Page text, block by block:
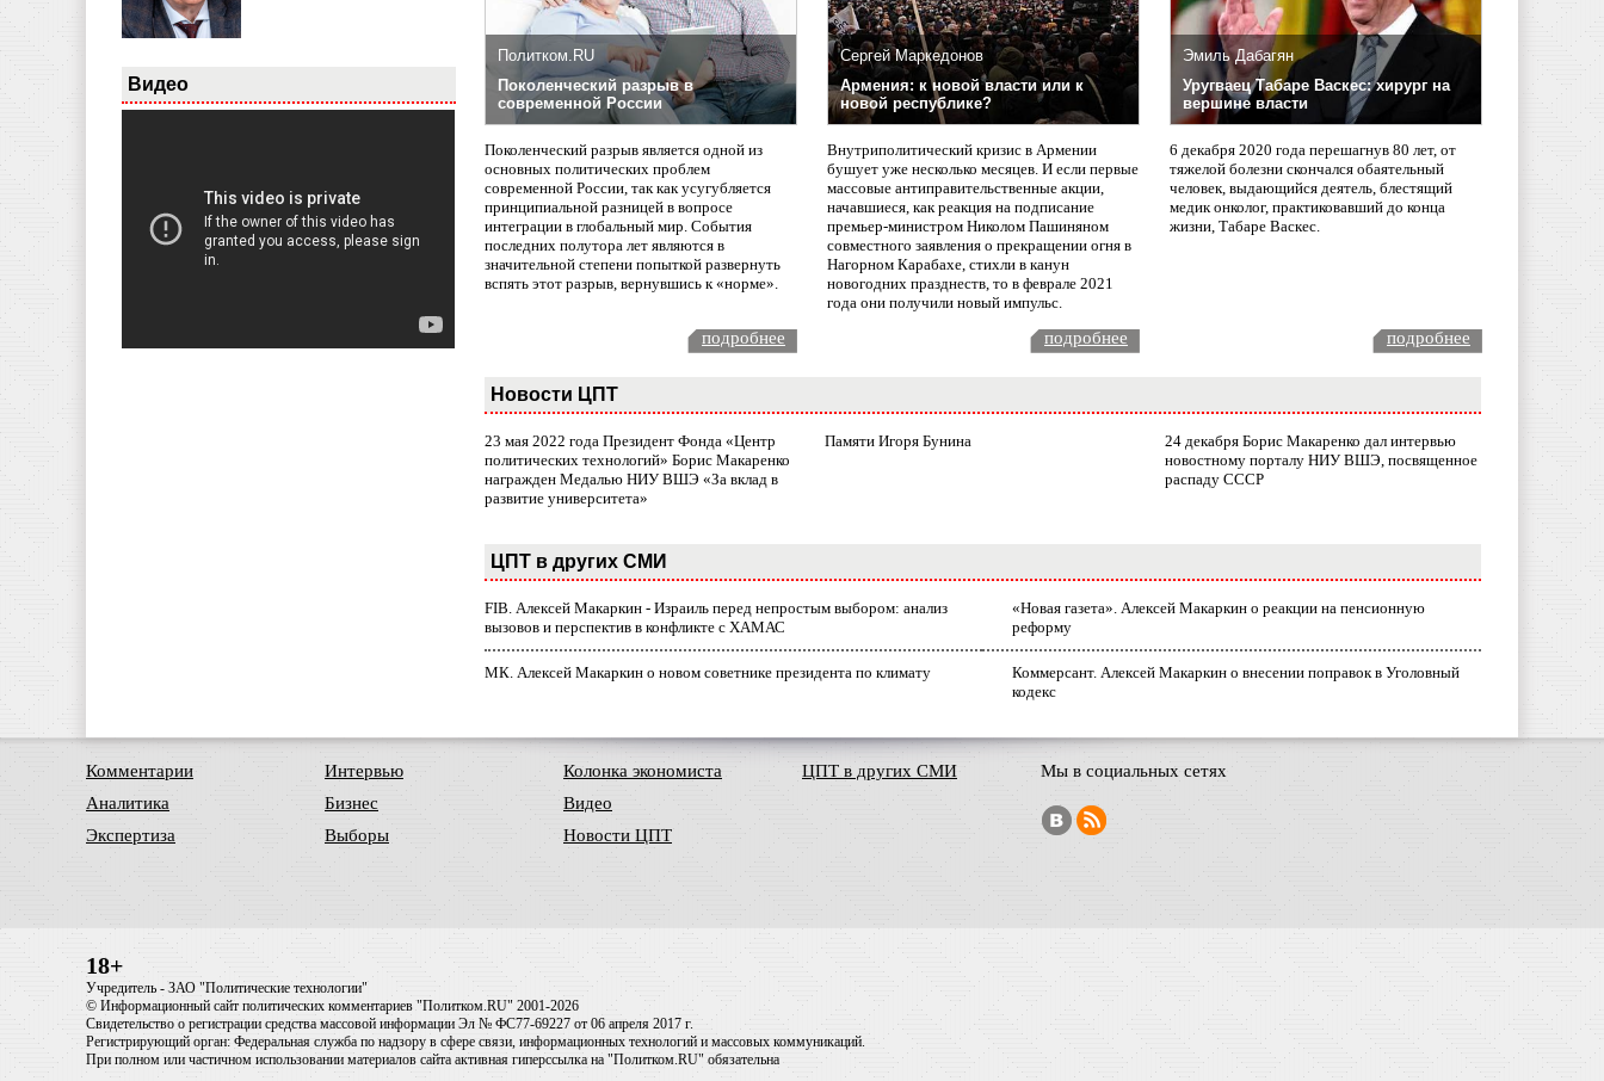
Видео
Политком.RU
Поколенческий разрыв в
современной России
Поколенческий разрыв является одной из
основных политических проблем
современной России, так как усугубляется
принципиальной разницей в вопросе
интеграции в глобальный мир. События
последних полутора лет являются в
значительной степени попыткой развернуть
вспять этот разрыв, вернувшись к «норме».
Сергей Маркедонов
Армения: к новой власти или к
новой республике?
Внутриполитический кризис в Армении
бушует уже несколько месяцев. И если первые
массовые антиправительственные акции,
начавшиеся, как реакция на подписание
премьер-министром Николом Пашиняном
совместного заявления о прекращении огня в
Нагорном Карабахе, стихли в канун
новогодних празднеств, то в феврале 2021
года они получили новый импульс.
Эмиль Дабагян
Уругваец Табаре Васкес: хирург на
вершине власти
6 декабря 2020 года перешагнув 80 лет, от
тяжелой болезни скончался обаятельный
человек, выдающийся деятель, блестящий
медик онколог, практиковавший до конца
жизни, Табаре Васкес.
подробнее подробнее подробнее
Новости ЦПТ
23 мая 2022 года Президент Фонда «Центр
политических технологий» Борис Макаренко
награжден Медалью НИУ ВШЭ «За вклад в
развитие университета»
Памяти Игоря Бунина
24 декабря Борис Макаренко дал интервью
новостному порталу НИУ ВШЭ, посвященное
распаду СССР
ЦПТ в других СМИ
FIB. Алексей Макаркин - Израиль перед непростым выбором: анализ
вызовов и перспектив в конфликте с ХАМАС
«Новая газета». Алексей Макаркин о реакции на пенсионную
реформу
МК. Алексей Макаркин о новом советнике президента по климату
Коммерсант. Алексей Макаркин о внесении поправок в Уголовный
кодекс
Комментарии
Аналитика
Экспертиза
Интервью
Бизнес
Выборы
Колонка экономиста
Видео
Новости ЦПТ
ЦПТ в других СМИ Мы в социальных сетях
18+
Учредитель - ЗАО "Политические технологии"
© Информационный сайт политических комментариев "Политком.RU" 2001-2026
Свидетельство о регистрации средства массовой информации Эл № ФС77-69227 от 06 апреля 2017 г.
Регистрирующий орган: Федеральная служба по надзору в сфере связи, информационных технологий и массовых коммуникаций.
При полном или частичном использовании материалов сайта активная гиперссылка на "Политком.RU" обязательна